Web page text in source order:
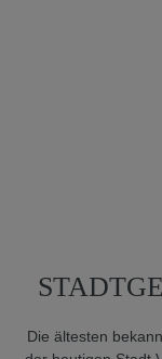
Die ältesten